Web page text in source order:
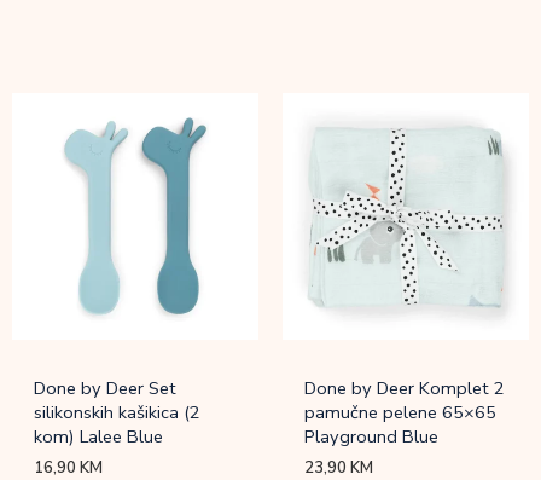
Done by Deer Set
silikonskih kašikica (2
kom) Lalee Blue
16,90KM
Done by Deer Komplet 2
pamučne pelene 65×65
Playground Blue
23,90KM